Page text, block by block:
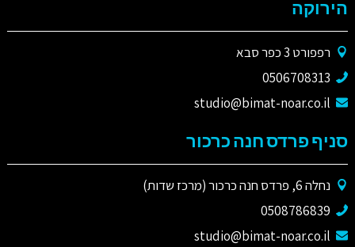
הירוקה
רפפורט 3 כפר סבא
0506708313
studio@bimat-noar.co.il
סניף פרדס חנה כרכור
נחלה 6, פרדס חנה כרכור (מרכז שדות)
0508786839
studio@bimat-noar.co.il